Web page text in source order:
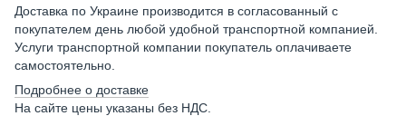
Доставка по Украине производится в согласованный с
покупателем день любой удобной транспортной компанией.
Услуги транспортной компании покупатель оплачиваете
самостоятельно.
Подробнее о доставке
На сайте цены указаны без НДС.